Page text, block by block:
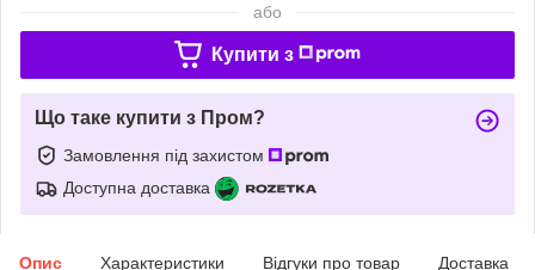
або
Купити з
Що таке купити з Пром?
Замовлення під захистом
Доступна доставка
Опис Характеристики Відгуки про товар Доставка